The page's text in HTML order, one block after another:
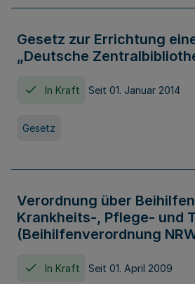
Gesetz zur Errichtung
„Deutsche
In Kraft Seit 01. Januar 2014
Gesetz
Verordnung über
Krankheits-, Pflege- und
(Beihilfenverordnung
In Kraft Seit 01. April 2009